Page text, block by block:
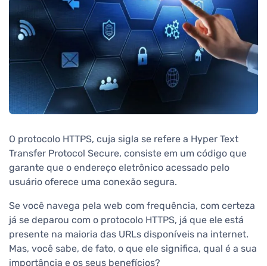
O protocolo HTTPS, cuja sigla se refere a Hyper Text
Transfer Protocol Secure, consiste em um código que
garante que o endereço eletrônico acessado pelo
usuário oferece uma conexão segura.
Se você navega pela web com frequência, com certeza
já se deparou com o protocolo HTTPS, já que ele está
presente na maioria das URLs disponíveis na internet.
Mas, você sabe, de fato, o que ele significa, qual é a sua
importância e os seus benefícios?